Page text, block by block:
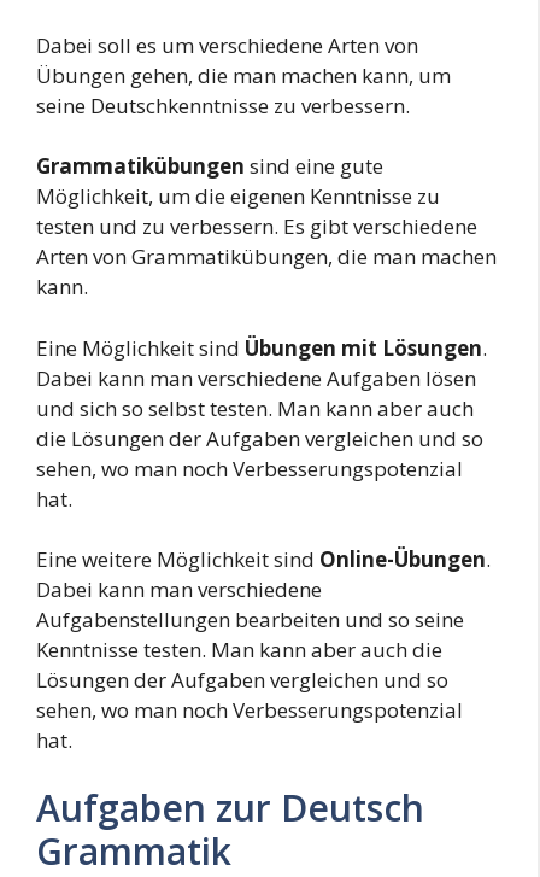
Dabei soll es um verschiedene Arten von
Übungen gehen, die man machen kann, um
seine Deutschkenntnisse zu verbessern.
Grammatikübungen sind eine gute
Möglichkeit, um die eigenen Kenntnisse zu
testen und zu verbessern. Es gibt verschiedene
Arten von Grammatikübungen, die man machen
kann.
Eine Möglichkeit sind Übungen mit Lösungen.
Dabei kann man verschiedene Aufgaben lösen
und sich so selbst testen. Man kann aber auch
die Lösungen der Aufgaben vergleichen und so
sehen, wo man noch Verbesserungspotenzial
hat.
Eine weitere Möglichkeit sind Online-Übungen.
Dabei kann man verschiedene
Aufgabenstellungen bearbeiten und so seine
Kenntnisse testen. Man kann aber auch die
Lösungen der Aufgaben vergleichen und so
sehen, wo man noch Verbesserungspotenzial
hat.
Aufgaben zur Deutsch
Grammatik